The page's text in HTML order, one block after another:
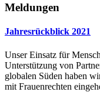
Meldungen
Jahresrückblick 2021
Unser Einsatz für
Unterstützung von
globalen Süden haben
mit Frauenrechten